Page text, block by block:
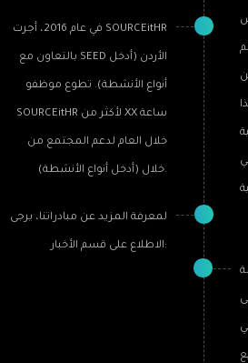
في عام 2016، أجرت SOURCEitHR
بالتعاون مع SEED الأردن (أدخل
أنواع الأنشطة). تطوع موظفو
SOURCEitHR لأكثر من XX ساعة
خلال العام لدعم المجتمع من
خلال (أدخل أنواع الأنشطة).
لمعرفة المزيد عن مبادراتنا، يرجى
الاطلاع على قسم الأخبار: